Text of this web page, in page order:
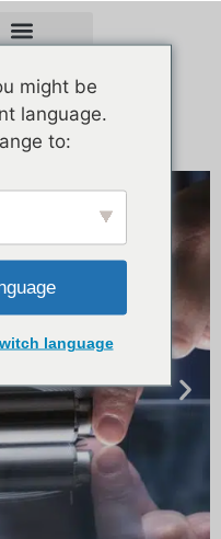
might be
language.
to:
language